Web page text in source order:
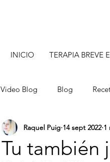
INICIO TERAPIA BREVE
Video Blog Blog
Tu también
Raquel Puig 14 sept 2022 1